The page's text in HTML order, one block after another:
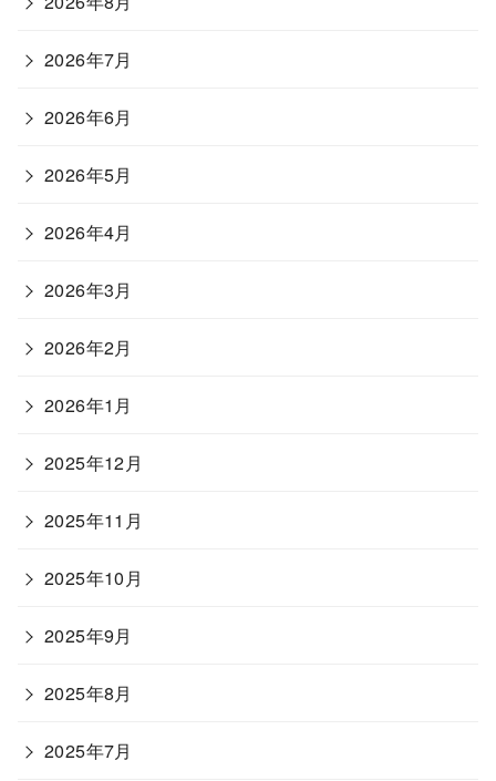
2026年7月
2026年6月
2026年5月
2026年4月
2026年3月
2026年2月
2026年1月
2025年12月
2025年11月
2025年10月
2025年9月
2025年8月
2025年7月